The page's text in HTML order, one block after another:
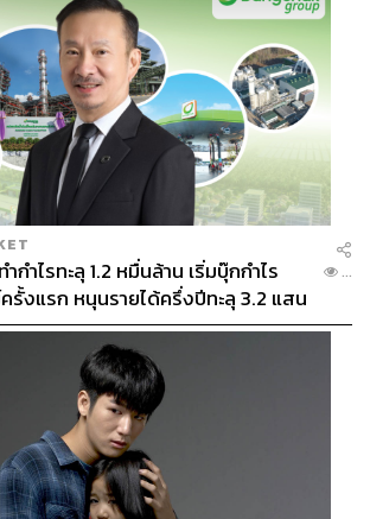
กำไรทะลุ 1.2 หมื่นล้าน เริ่มบุ๊กกำไร
รั้งแรก หนุนรายได้ครึ่งปีทะลุ 3.2 แสน
...